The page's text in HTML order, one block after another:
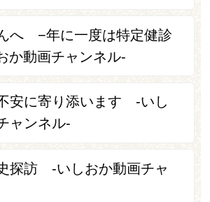
へ −年に一度は特定健診
動画チャンネル-
安に寄り添います -いし
ャンネル-
探訪 -いしおか動画チャ